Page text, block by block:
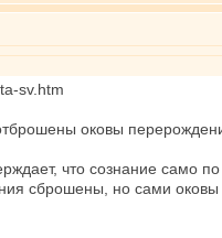
sv.htm
оковы
что сознание само
сброшены, но сами